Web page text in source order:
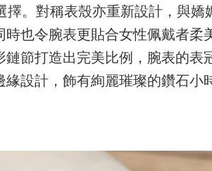
擇。對稱表殼亦重新設計，與
時也令腕表更貼合女性佩戴者
節打造出完美比例，腕表的
緣設計，飾有絢麗璀璨的鑽石